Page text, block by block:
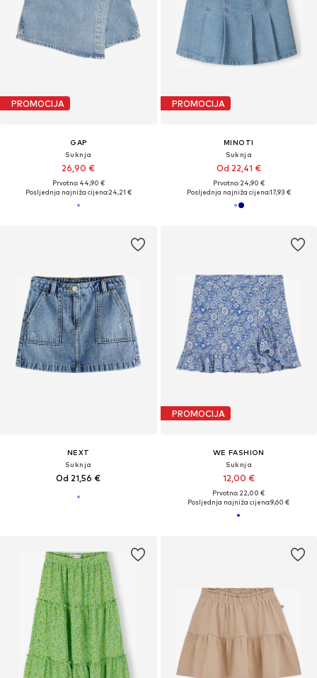
PROMOCIJA
GAP
Suknja
26,90 €
Prvotno: 44,90 €
Posljednja najniža cijena:24,21 €
PROMOCIJA
MINOTI
Suknja
Od 22,41 €
Prvotno: 24,90 €
Posljednja najniža cijena:17,93 €
NEXT
Suknja
Od 21,56 €
PROMOCIJA
WE FASHION
Suknja
12,00 €
Prvotno: 22,00 €
Posljednja najniža cijena:9,60 €